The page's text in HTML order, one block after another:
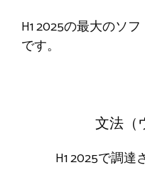
H1 2025の最大のソ
です。
文法（
H1 2025で調達